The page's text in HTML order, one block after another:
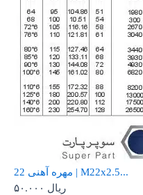
مهره آهنی 22 | M22x2.5...
۵۰.۰۰۰ ریال